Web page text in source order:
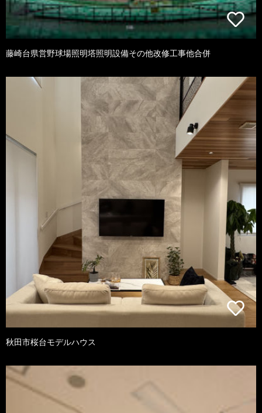
藤崎台県営野球場照明塔照明設備その他改修工事他合併
秋田市桜台モデルハウス